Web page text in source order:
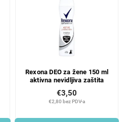
Rexona DEO za žene 150 ml
aktivna nevidljiva zaštita
€2,80 bez PDV-a
€3,50